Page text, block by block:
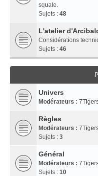
squale.
Sujets : 48
L'atelier
Considérations
Sujets : 46
Univers
Modérateurs :
Règles
Modérateurs :
Sujets : 3
Général
Modérateurs :
Sujets : 10